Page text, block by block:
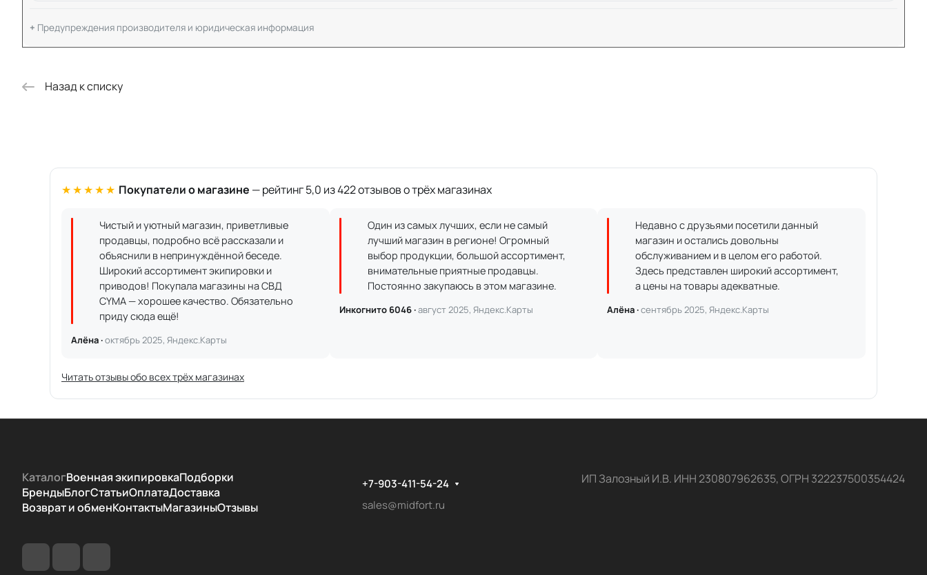
Предупреждения производителя и юридическая информация
Назад к списку
★★★★★ Покупатели о магазине — рейтинг 5,0 из 422 отзывов о трёх магазинах
Чистый и уютный магазин, приветливые
продавцы, подробно всё рассказали и
объяснили в непринуждённой беседе.
Широкий ассортимент экипировки и
приводов! Покупала магазины на СВД
CYMA — хорошее качество. Обязательно
приду сюда ещё!
Алёна ·октябрь 2025, Яндекс.Карты
Один из самых лучших, если не самый
лучший магазин в регионе! Огромный
выбор продукции, большой ассортимент,
внимательные приятные продавцы.
Постоянно закупаюсь в этом магазине.
Инкогнито 6046 ·август 2025, Яндекс.Карты
Недавно с друзьями посетили данный
магазин и остались довольны
обслуживанием и в целом его работой.
Здесь представлен широкий ассортимент,
а цены на товары адекватные.
Алёна ·сентябрь 2025, Яндекс.Карты
Читать отзывы обо всех трёх магазинах
КаталогВоенная экипировкаПодборки
БрендыБлогСтатьиОплатаДоставка
Возврат и обменКонтактыМагазиныОтзывы
+7-903-411-54-24
sales@midfort.ru
ИП Залозный И.В. ИНН 230807962635, ОГРН 322237500354424